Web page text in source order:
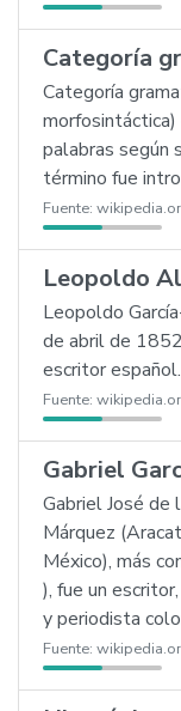
Categoría
Categoría
morfosintáctica)
palabras según
término fue
Fuente:
Leopoldo
Leopoldo
de abril de
escritor español.
Fuente:
Gabriel
Gabriel José de
Márquez
México), más
), fue un
y periodista
Fuente: